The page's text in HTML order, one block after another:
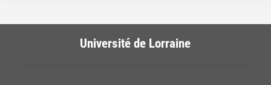
Université de Lorraine